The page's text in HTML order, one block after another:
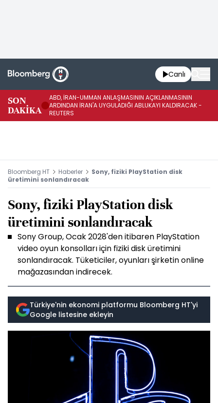
Canlı
SON
DAKİKA
ABD, İRAN-UMMAN ANLAŞMASININ AÇIKLANMASININ
ARDINDAN İRAN'A UYGULADIĞI ABLUKAYI KALDIRACAK -
REUTERS
Bloomberg HT Haberler
Sony, fiziki PlayStation disk
üretimini sonlandıracak
Sony, fiziki PlayStation disk
üretimini sonlandıracak
Sony Group, Ocak 2028'den itibaren PlayStation
video oyun konsolları için fiziki disk üretimini
sonlandıracak. Tüketiciler, oyunları şirketin online
mağazasından indirecek.
Türkiye'nin ekonomi platformu Bloomberg HT'yi
Google listesine ekleyin